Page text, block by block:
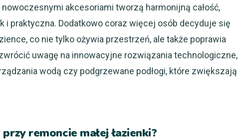
nowoczesnymi akcesoriami tworzą harmonijną całość,
i praktyczna. Dodatkowo coraz więcej osób decyduje się
co nie tylko ożywia przestrzeń, ale także poprawia
uwagę na innowacyjne rozwiązania technologiczne,
wodą czy podgrzewane podłogi, które zwiększają
remoncie małej łazienki?